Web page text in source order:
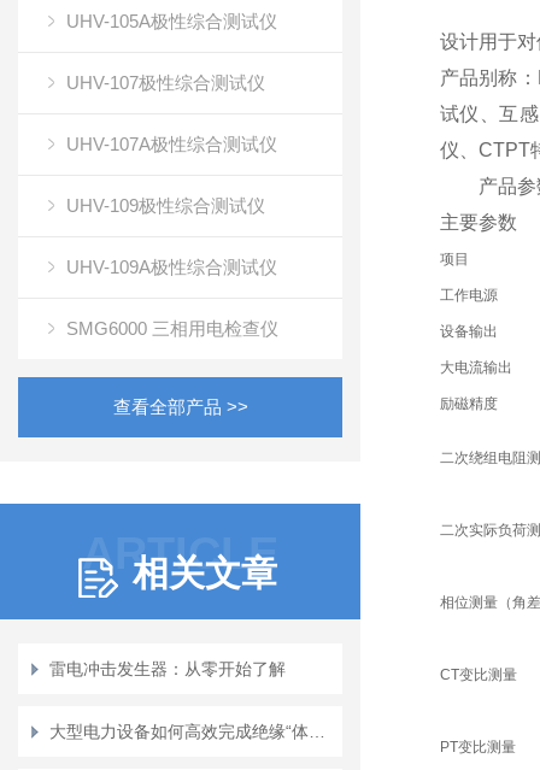
UHV-105A极性综合测试仪
UHV-107极性综合测试仪
UHV-107A极性综合测试仪
UHV-109极性综合测试仪
UHV-109A极性综合测试仪
SMG6000 三相用电检查仪
查看全部产品 >>
ARTICLE
相关文章
雷电冲击发生器：从零开始了解
设计用于
产品别称
试仪、互
仪、CTPT
产品参
主要参数
项目
工作电源
设备输出
大电流输出
励磁精度
二次绕组电阻
二次实际负荷
相位测量（角
CT变比测量
PT变比测量